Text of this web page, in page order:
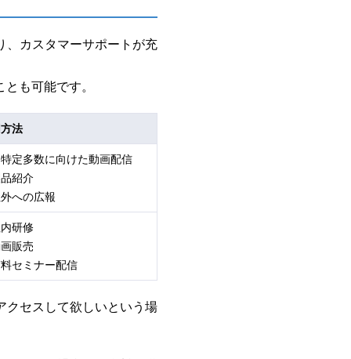
、カスタマーサポートが充
も可能です。
法
特定多数に向けた動画配信
品紹介
外への広報
内研修
画販売
料セミナー配信
クセスして欲しいという場